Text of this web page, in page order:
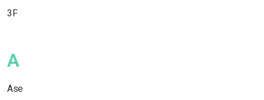
3F
A
Ase